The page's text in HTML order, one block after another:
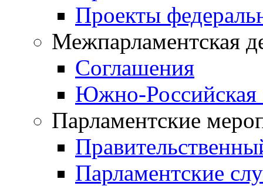
Проекты
Межпарламентская
Соглашения
Южно-Российская
Парламентские
Парламентские